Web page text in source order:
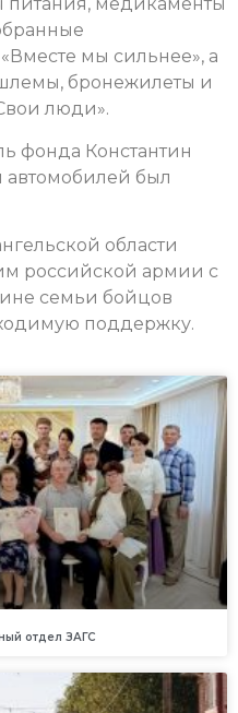
питания, медикаменты
мы сильнее», а
бронежилеты и
люди».
фонда Константин
был
области
российской армии с
семьи бойцов
поддержку.
отдел ЗАГС